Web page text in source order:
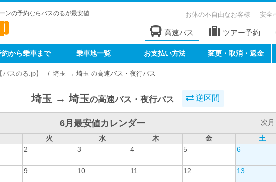
ンの予約ならバスのるが最安値 お体の不自由なお客様 安全
高速バス ツアー予約
約から乗車まで 乗車地一覧 お支払い方法 変更・取消・返金
スのる.jp】 埼玉 → 埼玉 の高速バス・夜行バス
埼玉 → 埼玉の高速バス・夜行バス 逆区間
6月最安値カレンダー
次月
火 水 木 金
土
2 3 4 5 6
9 10 11 12 13